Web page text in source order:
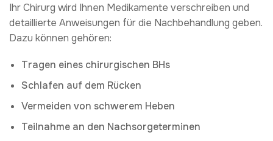
Ihr Chirurg wird Ihnen Medikamente verschreiben und
detaillierte Anweisungen für die Nachbehandlung geben.
Dazu können gehören:
Tragen eines chirurgischen BHs
Schlafen auf dem Rücken
Vermeiden von schwerem Heben
Teilnahme an den Nachsorgeterminen